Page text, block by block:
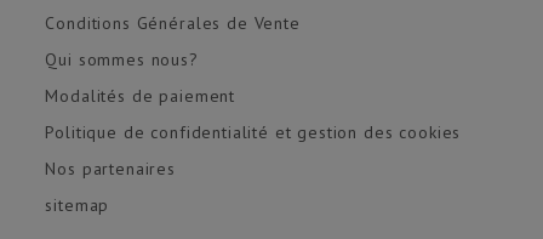
Conditions Générales de Vente
Qui sommes nous?
Modalités de paiement
Politique de confidentialité et gestion des cookies
Nos partenaires
sitemap